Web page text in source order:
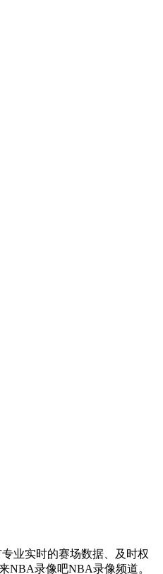
业实时的赛场数据、及时权
NBA录像吧NBA录像频道。